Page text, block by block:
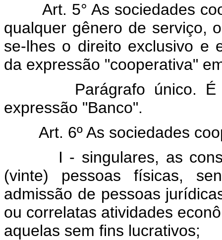
Art. 5° As sociedades
qualquer gênero de serviço,
se-lhes o direito exclusivo e
da expressão "cooperativa"
Parágrafo único.
expressão "Banco".
Art. 6º As sociedades
I - singulares, as
(vinte) pessoas físicas,
admissão de pessoas
ou correlatas atividades
aquelas sem fins lucrativos;